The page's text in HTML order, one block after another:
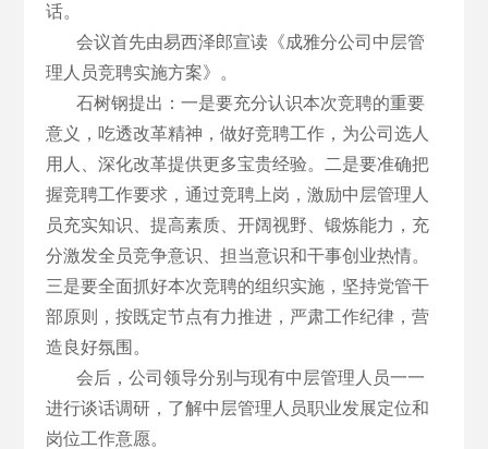
话。
会议首先由易西泽郎宣读《成雅分公司中层管
理人员竞聘实施方案》。
石树钢提出：一是要充分认识本次竞聘的重要
意义，吃透改革精神，做好竞聘工作，为公司选人
用人、深化改革提供更多宝贵经验。二是要准确把
握竞聘工作要求，通过竞聘上岗，激励中层管理人
员充实知识、提高素质、开阔视野、锻炼能力，充
分激发全员竞争意识、担当意识和干事创业热情。
三是要全面抓好本次竞聘的组织实施，坚持党管干
部原则，按既定节点有力推进，严肃工作纪律，营
造良好氛围。
会后，公司领导分别与现有中层管理人员一一
进行谈话调研，了解中层管理人员职业发展定位和
岗位工作意愿。